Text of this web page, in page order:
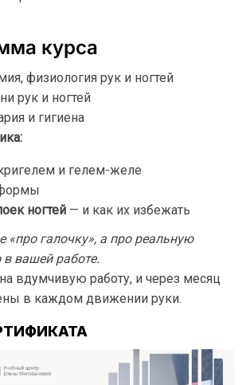
курса
физиология рук и ногтей
рук и ногтей
и гигиена
и гелем-желе
ногтей — и как их избежать
«про галочку», а про реальную
в вашей работе.
на вдумчивую работу, и через месяц
в каждом движении руки.